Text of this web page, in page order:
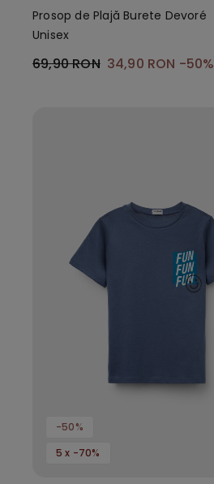
Prosop de Plajă Burete Devoré
Unisex
69,90 RON 34,90 RON -50%
-50%
5 x -70%